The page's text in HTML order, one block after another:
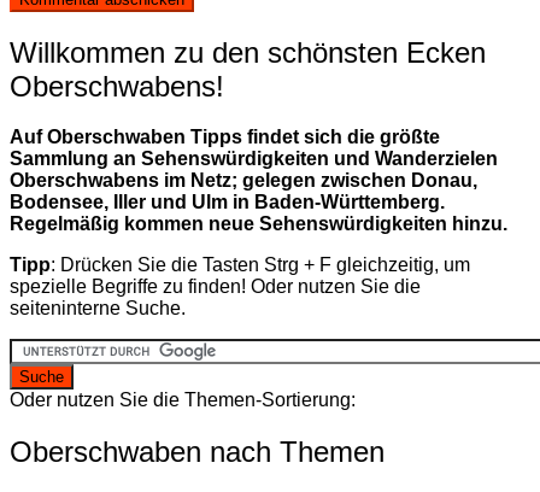
Willkommen zu den schönsten Ecken
Oberschwabens!
Auf Oberschwaben Tipps findet sich die größte
Sammlung an Sehenswürdigkeiten und Wanderzielen
Oberschwabens im Netz; gelegen zwischen Donau,
Bodensee, Iller und Ulm in Baden-Württemberg.
Regelmäßig kommen neue Sehenswürdigkeiten hinzu.
Tipp: Drücken Sie die Tasten Strg + F gleichzeitig, um
spezielle Begriffe zu finden! Oder nutzen Sie die
seiteninterne Suche.
Oder nutzen Sie die Themen-Sortierung:
Oberschwaben nach Themen